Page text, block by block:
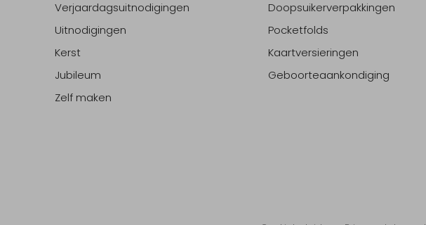
Verjaardagsuitnodigingen
Uitnodigingen
Kerst
Jubileum
Zelf maken
Doopsuikerverpakkingen
Pocketfolds
Kaartversieringen
Geboorteaankondiging